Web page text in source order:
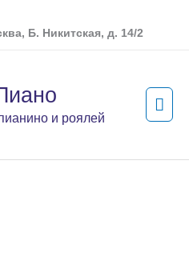
Б. Никитская, д. 14/2
и роялей